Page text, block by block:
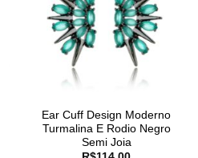
Ear Cuff Design Moderno
Turmalina E Rodio Negro
Semi Joia